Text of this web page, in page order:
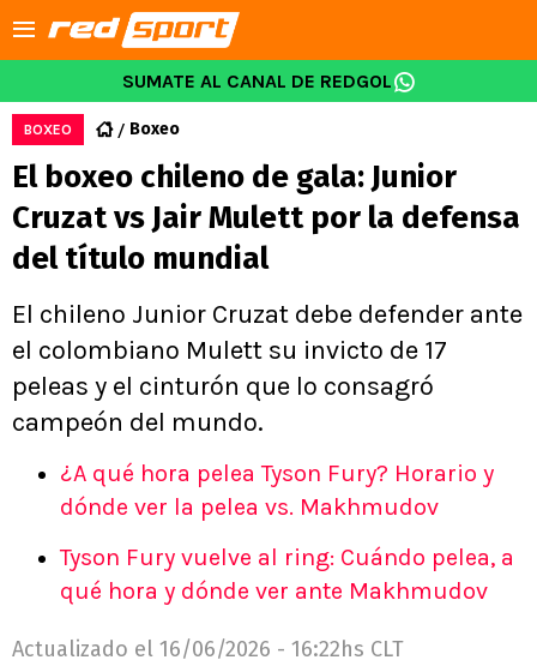
SUMATE AL CANAL DE REDGOL
BOXEO Boxeo
El boxeo chileno de gala: Junior
Cruzat vs Jair Mulett por la defensa
del título mundial
El chileno Junior Cruzat debe defender ante
el colombiano Mulett su invicto de 17
peleas y el cinturón que lo consagró
campeón del mundo.
¿A qué hora pelea Tyson Fury? Horario y
dónde ver la pelea vs. Makhmudov
Tyson Fury vuelve al ring: Cuándo pelea, a
qué hora y dónde ver ante Makhmudov
Actualizado el 16/06/2026 - 16:22hs CLT